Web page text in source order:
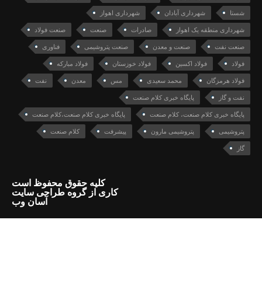
شستا شهرداری آبادان شهرداری اهواز
شهرداری منطقه یک اهواز صادرات صنعت صنعت فولاد
صنعت نفت صنعت و معدن صنعت پتروشیمی فناوری
فولاد فولاد اکسین فولاد خوزستان فولاد مبارکه
فولاد هرمزگان محمد سعیدی مس معدن نفت
نفت و گاز پایگاه خبری کلام صنعت
پایگاه خبری کلام صنعت، کلام صنعت پایگاه خبری کلام صنعت،کلام صنعت
پتروشیمی پتروشیمی مارون پیشرفت کلام صنعت
گاز
کلیه حقوق محفوظ است
کاری از گروه طراحی سایت
آسان وب